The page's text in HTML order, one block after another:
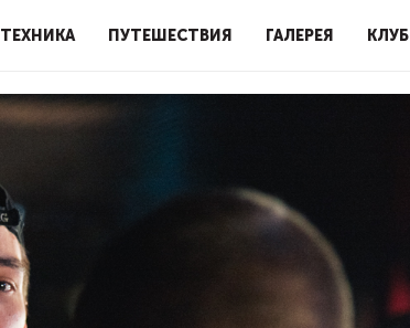
ТЕХНИКА ПУТЕШЕСТВИЯ ГАЛЕРЕЯ КЛУБ